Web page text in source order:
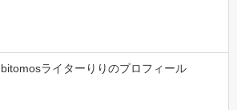
bitomosライターりりのプロフィール